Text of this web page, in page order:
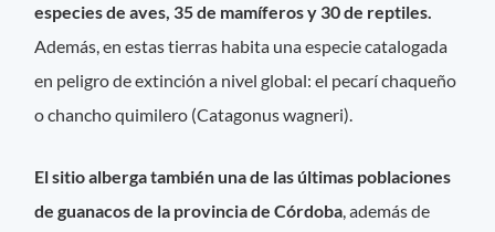
especies de aves, 35 de mamíferos y 30 de reptiles.
Además, en estas tierras habita una especie catalogada
en peligro de extinción a nivel global: el pecarí chaqueño
o chancho quimilero (Catagonus wagneri).
El sitio alberga también una de las últimas poblaciones
de guanacos de la provincia de Córdoba , además de